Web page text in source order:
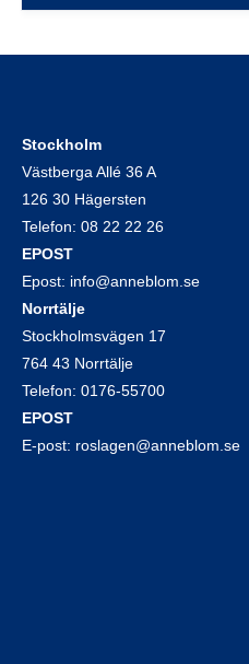
Stockholm
Västberga Allé 36 A
126 30 Hägersten
Telefon: 08 22 22 26
EPOST
Epost: info@anneblom.se
Norrtälje
Stockholmsvägen 17
764 43 Norrtälje
Telefon: 0176-55700
EPOST
E-post: roslagen@anneblom.se